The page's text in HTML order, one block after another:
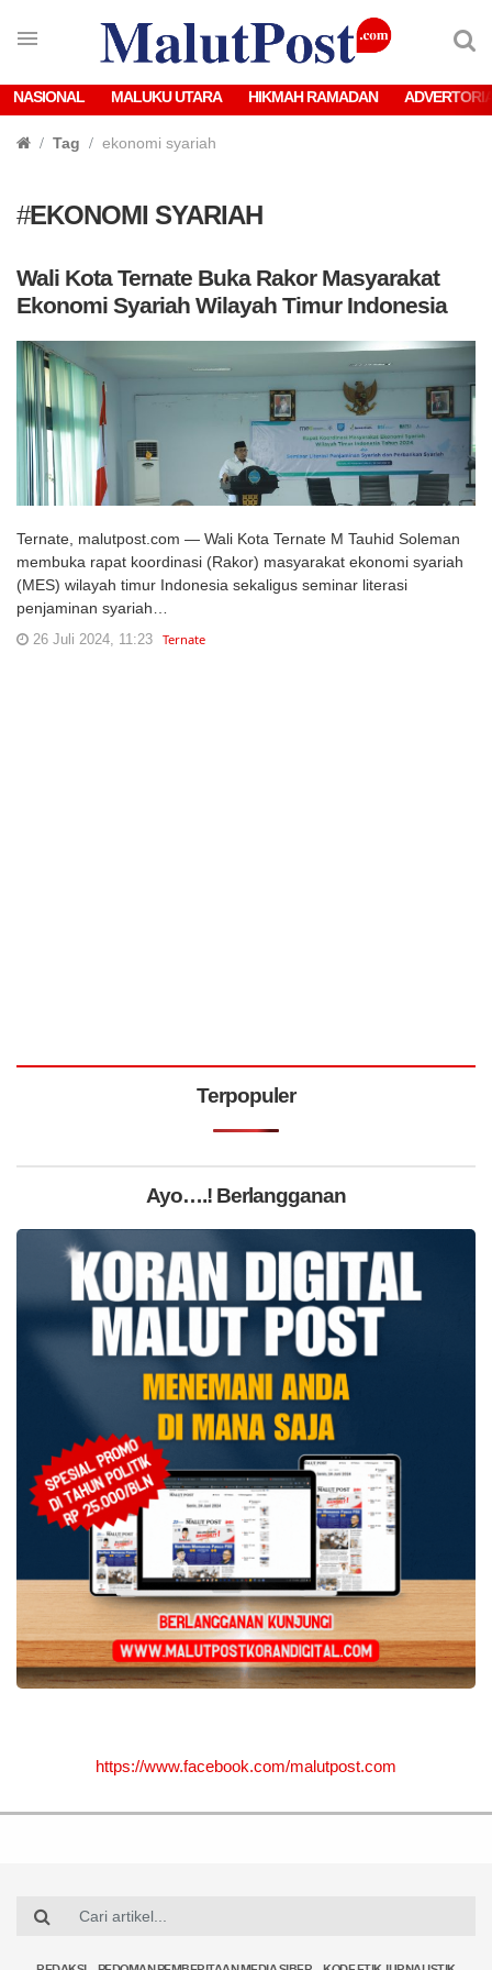
NASIONAL MALUKU UTARA HIKMAH RAMADAN
Tag ekonomi syariah
#EKONOMI SYARIAH
Wali Kota Ternate Buka Rakor Masyarakat
Ekonomi Syariah Wilayah Timur Indonesia
Ternate, malutpost.com — Wali Kota Ternate M Tauhid Soleman
membuka rapat koordinasi (Rakor) masyarakat ekonomi syariah
(MES) wilayah timur Indonesia sekaligus seminar literasi
penjaminan syariah…
26 Juli 2024, 11:23 Ternate
Terpopuler
Ayo….! Berlangganan
https://www.facebook.com/malutpost.com